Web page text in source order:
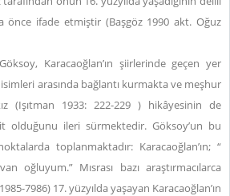
önce ifade etmiştir (Başgöz 1990 akt. Oğuz
Karacaoğlan’ın şiirlerinde geçen yer
arasında bağlantı kurmakta ve meşhur
(Işıtman 1933: 222-229 ) hikâyesinin de
olduğunu ileri sürmektedir. Göksoy’un bu
toplanmaktadır: Karacaoğlan’ın; “
oğluyum.” Mısrası bazı araştırmacılarca
7986) 17. yüzyılda yaşayan Karacaoğlan’ın